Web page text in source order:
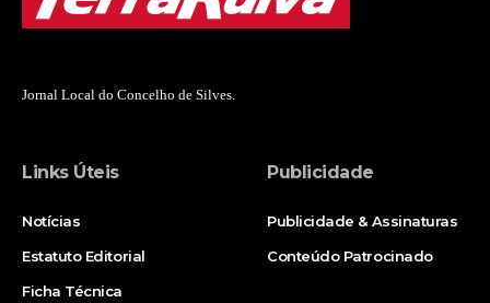
Jornal Local do Concelho de Silves.
Links Úteis
Notícias
Estatuto Editorial
Ficha Técnica
Publicidade
Publicidade & Assinaturas
Conteúdo Patrocinado